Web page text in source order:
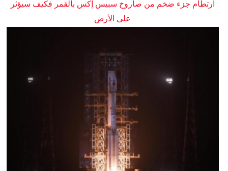
ارتطام جزء ضخم من صاروخ سبيس إكس بالقمر فكيف سيؤثر
على الأرض